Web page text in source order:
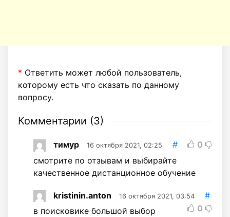
* Ответить может любой пользователь,
которому есть что сказать по данному
вопросу.
Комментарии (3)
тимур 16 октября 2021, 02:25 #
0
смотрите по отзывам и выбирайте
качественное дистанционное обучение
kristinin.anton 16 октября 2021, 03:54
#
0
в поисковике большой выбор